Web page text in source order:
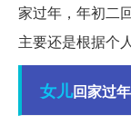
家过年，年初二
主要还是根据个
女儿回家过